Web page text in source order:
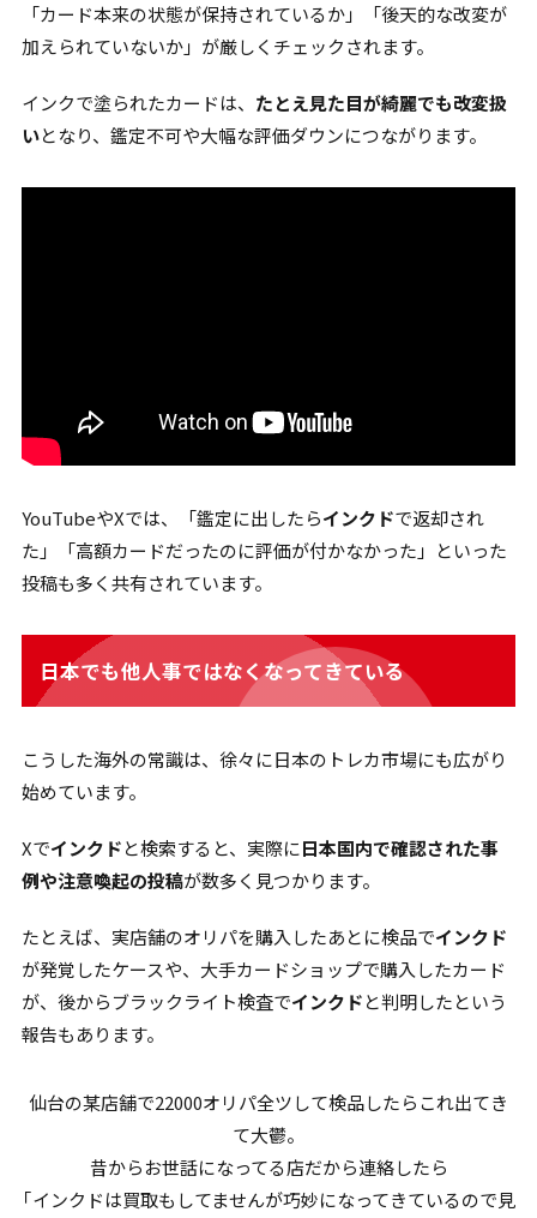
「カード本来の状態が保持されているか」「後天的な改変が
加えられていないか」が厳しくチェックされます。
インクで塗られたカードは、 たとえ見た目が綺麗でも改変扱
いとなり、鑑定不可や大幅な評価ダウンにつながります。
YouTubeやXでは、「鑑定に出したらインクドで返却され
た」「高額カードだったのに評価が付かなかった」といった
投稿も多く共有されています。
日本でも他人事ではなくなってきている
こうした海外の常識は、徐々に日本のトレカ市場にも広がり
始めています。
Xでインクドと検索すると、実際に日本国内で確認された事
例や注意喚起の投稿が数多く見つかります。
たとえば、実店舗のオリパを購入したあとに検品でインクド
が発覚したケースや、大手カードショップで購入したカード
が、後からブラックライト検査でインクドと判明したという
報告もあります。
仙台の某店舗で22000オリパ全ツして検品したらこれ出てき
て大鬱。
昔からお世話になってる店だから連絡したら
｢インクドは買取もしてませんが巧妙になってきているので見